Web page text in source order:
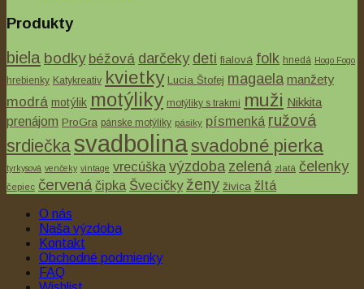
Produkty
biela bodky béžová darčeky deti fialová folk hnedá Hogo Fogo
hrebienky Katykreativ kvietky Lucia Štofej magaela manžety
modrá motýlik motýliky motýliky s trakmi muži Nikkita
prenájom ProGra pánske motýliky pásiky písmenká ružová
srdiečkasvadbolinasvadobné pierka
tyrkysová venčeky vintage vrecúška výzdoba zelená zlatá čelenky
čepiec červená čipka Švecičky ženy živica žltá
O nás
Naša výzdoba
Kontakt
Obchodné podmienky
FAQ